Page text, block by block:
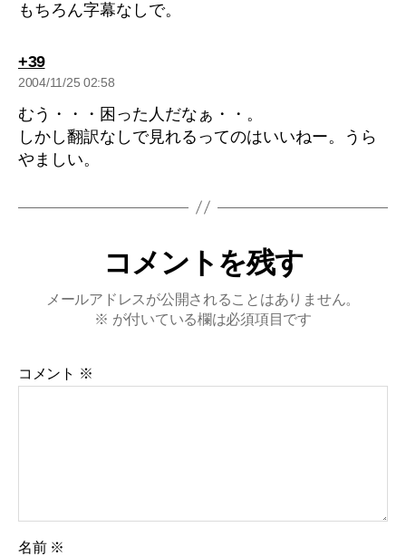
もちろん字幕なしで。
+39の
発
2004/11/25 02:58
むう・・・困った人だなぁ・・。
しかし翻訳なしで見れるってのはいいねー。うら
やましい。
コメントを残す
メールアドレスが公開されることはありません。
※ が付いている欄は必須項目です
コメント ※
名前 ※